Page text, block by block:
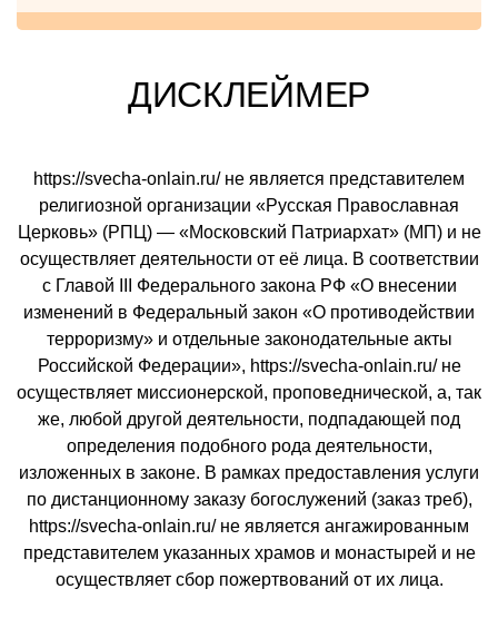
ДИСКЛЕЙМЕР
https://svecha-onlain.ru/ не является представителем
религиозной организации «Русская Православная
Церковь» (РПЦ) — «Московский Патриархат» (МП) и не
осуществляет деятельности от её лица. В соответствии
с Главой III Федерального закона РФ «О внесении
изменений в Федеральный закон «О противодействии
терроризму» и отдельные законодательные акты
Российской Федерации», https://svecha-onlain.ru/ не
осуществляет миссионерской, проповеднической, а, так
же, любой другой деятельности, подпадающей под
определения подобного рода деятельности,
изложенных в законе. В рамках предоставления услуги
по дистанционному заказу богослужений (заказ треб),
https://svecha-onlain.ru/ не является ангажированным
представителем указанных храмов и монастырей и не
осуществляет сбор пожертвований от их лица.